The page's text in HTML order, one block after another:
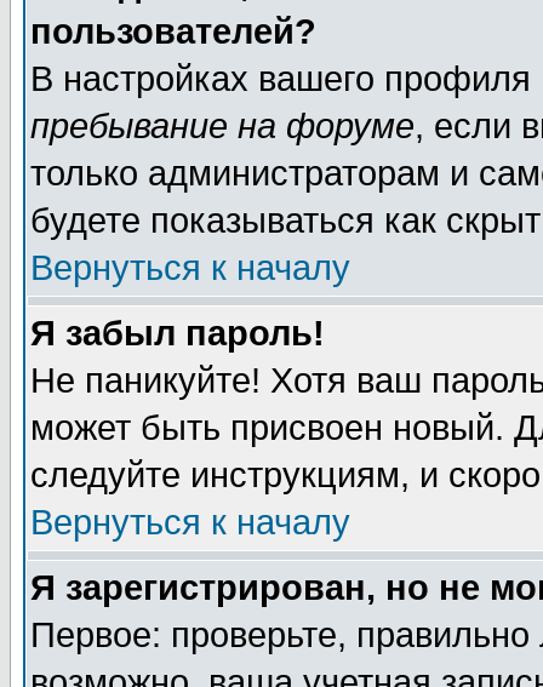
пользователей?
В настройках вашего
пребывание на форуме, если
только администраторам и
будете показываться как
Вернуться к началу
Я забыл пароль!
Не паникуйте! Хотя ваш
может быть присвоен новый.
следуйте инструкциям, и
Вернуться к началу
Я зарегистрирован, но не
Первое: проверьте,